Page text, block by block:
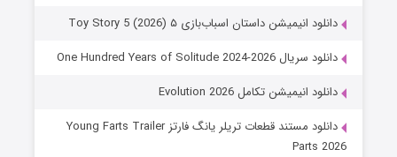
دانلود انیمیشن داستان اسباب‌بازی ۵ Toy Story 5 (2026)
دانلود سریال One Hundred Years of Solitude 2024-2026
دانلود انیمیشن تکامل Evolution 2026
دانلود مستند قطعات تریلر یانگ فارتز Young Farts Trailer
Parts 2026